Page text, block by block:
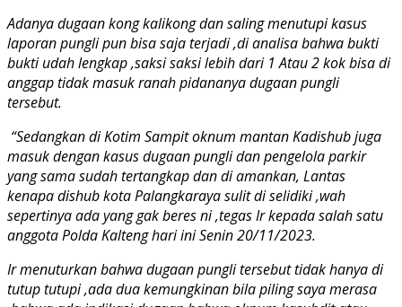
Adanya dugaan kong kalikong dan saling menutupi kasus
laporan pungli pun bisa saja terjadi ,di analisa bahwa bukti
bukti udah lengkap ,saksi saksi lebih dari 1 Atau 2 kok bisa di
anggap tidak masuk ranah pidananya dugaan pungli
tersebut.
“Sedangkan di Kotim Sampit oknum mantan Kadishub juga
masuk dengan kasus dugaan pungli dan pengelola parkir
yang sama sudah tertangkap dan di amankan, Lantas
kenapa dishub kota Palangkaraya sulit di selidiki ,wah
sepertinya ada yang gak beres ni ,tegas Ir kepada salah satu
anggota Polda Kalteng hari ini Senin 20/11/2023.
Ir menuturkan bahwa dugaan pungli tersebut tidak hanya di
tutup tutupi ,ada dua kemungkinan bila piling saya merasa